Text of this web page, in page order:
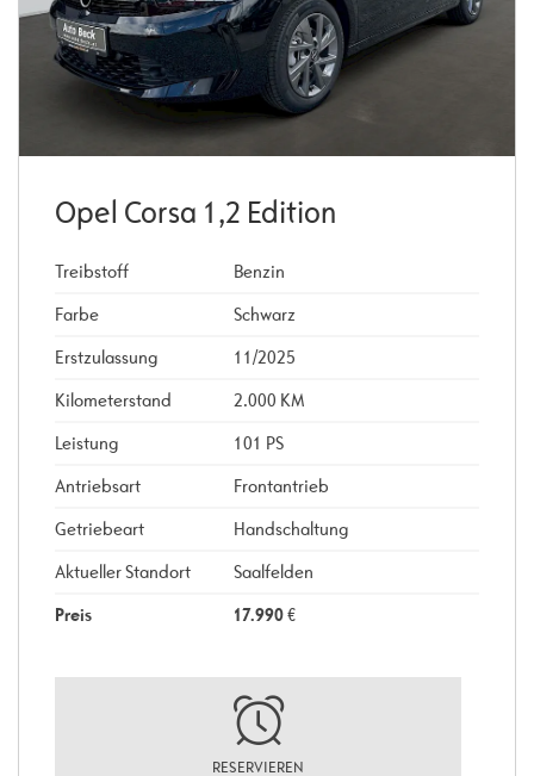
Opel Corsa 1,2 Edition
Treibstoff
Benzin
Farbe
Schwarz
Erstzulassung
11/2025
Kilometerstand
2.000 KM
Leistung
101 PS
Antriebsart
Frontantrieb
Getriebeart
Handschaltung
Aktueller Standort
Saalfelden
Preis
17.990€
RESERVIEREN